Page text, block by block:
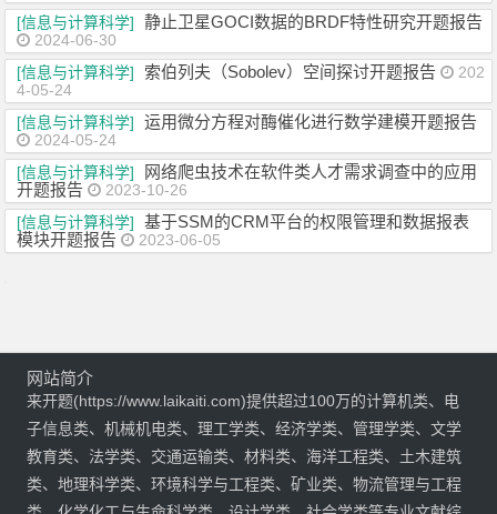
[信息与计算科学]
静止卫星GOCI数据的BRDF特性研究开题报告
2024-06-30
[信息与计算科学]
索伯列夫（Sobolev）空间探讨开题报告
202
4-05-24
[信息与计算科学]
运用微分方程对酶催化进行数学建模开题报告
2024-05-24
[信息与计算科学]
网络爬虫技术在软件类人才需求调查中的应用
开题报告
2023-10-26
[信息与计算科学]
基于SSM的CRM平台的权限管理和数据报表
模块开题报告
2023-06-05
网站简介
来开题(https://www.laikaiti.com)提供超过100万的计算机类、电
子信息类、机械机电类、理工学类、经济学类、管理学类、文学
教育类、法学类、交通运输类、材料类、海洋工程类、土木建筑
类、地理科学类、环境科学与工程类、矿业类、物流管理与工程